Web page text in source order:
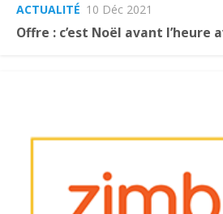
ACTUALITÉ 10 Déc 2021
Offre : c’est Noël avant l’heure